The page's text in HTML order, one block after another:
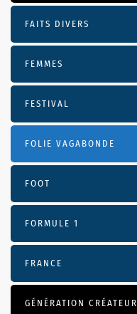
FAITS DIVERS
FEMMES
FESTIVAL
FOLIE VAGABONDE
FOOT
FORMULE 1
FRANCE
GÉNÉRATION CRÉATEUR